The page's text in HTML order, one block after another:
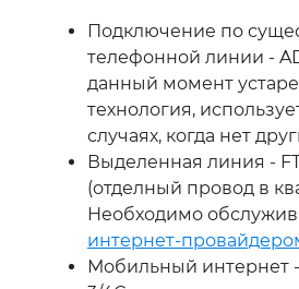
Подключение по
телефонной линии -
данный момент
технология,
случаях, когда нет
Выделенная линия -
(отделный провод в
Необходимо
интернет-
Мобильный интернет